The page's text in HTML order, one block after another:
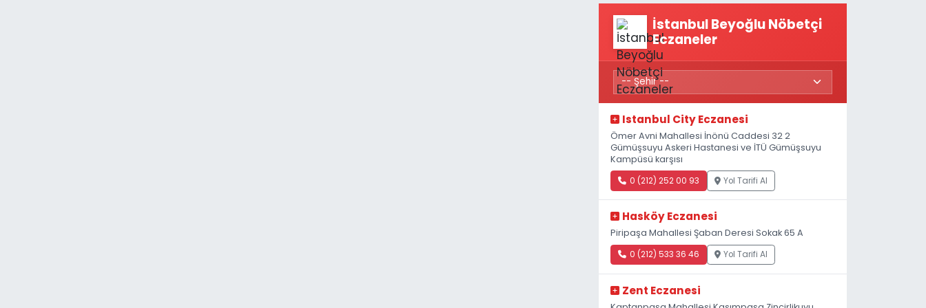
İstanbul Beyoğlu Nöbetçi
Eczaneler
Istanbul City Eczanesi
Ömer Avni Mahallesi İnönü Caddesi 32 2
Gümüşsuyu Askeri Hastanesi ve İTÜ Gümüşsuyu
Kampüsü karşısı
0 (212) 252 00 93 Yol Tarifi Al
Hasköy Eczanesi
Piripaşa Mahallesi Şaban Deresi Sokak 65 A
0 (212) 533 36 46 Yol Tarifi Al
Zent Eczanesi